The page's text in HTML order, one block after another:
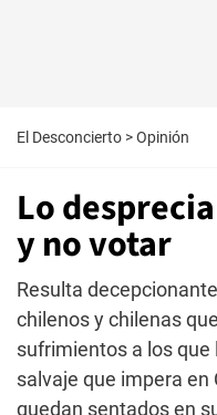
El Desconcierto >Opinión
Lo
y no votar
Resulta
chilenos y chilenas
sufrimientos a los
salvaje que impera en
quedan sentados en